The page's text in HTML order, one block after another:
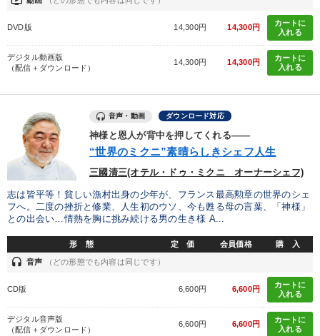
DVD版 14,300円 14,300円
カートに
入れる
デジタル動画版
（配信＋ダウンロード）
14,300円 14,300円
カートに
入れる
音声・動画 ダウンロード対応
神様と恩人が背中を押してくれる――
“世界のミクニ”素晴らしきシェフ人生
三國清三(オテル・ドゥ・ミクニ オーナーシェフ)
志は皆平等！貧しい漁村出身の少年が、フランス最高勲章の世界のシェ
フへ。二度の挫折と修業、人生初のウソ、今も甦る母の言葉、「神様」
との出会い…情熱を胸に挑み続ける男の生き様 A...
形 態 定 価 会員価格 購 入
headset 音声 （どの形態でも内容は同じです）
CD版 6,600円 6,600円
カートに
入れる
デジタル音声版
（配信＋ダウンロード）
6,600円 6,600円
カートに
入れる